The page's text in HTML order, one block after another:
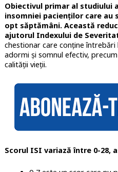
Obiectivul primar al studiului
insomniei pacienților care au
opt săptămâni. Această
ajutorul Indexului de
chestionar care conține
adormi și somnul efectiv,
calității vieții.
Scorul ISI variază între 0-28,